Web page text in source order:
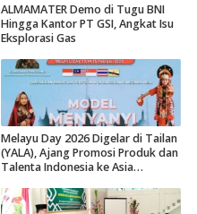
ALMAMATER Demo di Tugu BNI
Hingga Kantor PT GSI, Angkat Isu
Eksplorasi Gas
Melayu Day 2026 Digelar di Tailan
(YALA), Ajang Promosi Produk dan
Talenta Indonesia ke Asia